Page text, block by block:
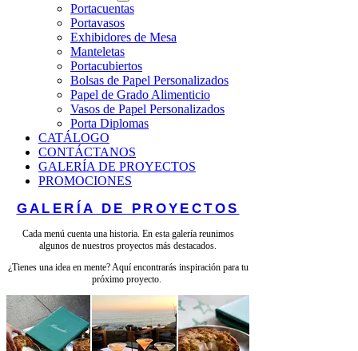
Portacuentas
Portavasos
Exhibidores de Mesa
Manteletas
Portacubiertos
Bolsas de Papel Personalizados
Papel de Grado Alimenticio
Vasos de Papel Personalizados
Porta Diplomas
CATÁLOGO
CONTÁCTANOS
GALERÍA DE PROYECTOS
PROMOCIONES
GALERÍA DE PROYECTOS
Cada menú cuenta una historia. En esta galería reunimos
algunos de nuestros proyectos más destacados.
¿Tienes una idea en mente? Aquí encontrarás inspiración para tu
próximo proyecto.